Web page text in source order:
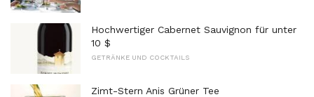
Hochwertiger Cabernet Sauvignon für unter
10 $
GETRÄNKE UND COCKTAILS
Zimt-Stern Anis Grüner Tee